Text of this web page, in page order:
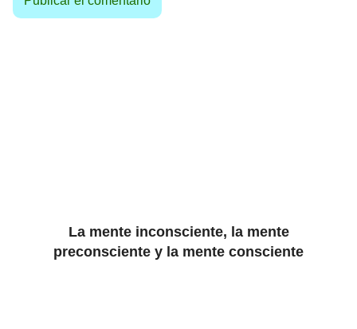
La mente inconsciente, la mente
preconsciente y la mente consciente